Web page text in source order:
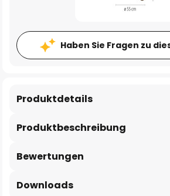
Haben Sie Fragen zu
Produktbeschreibung
Produktdetails
Bewertungen
Downloads